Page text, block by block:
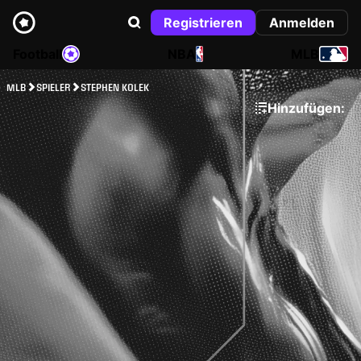
Registrieren
Anmelden
NBA
MLB SPIELER STEPHEN KOLEK
Hinzufügen: